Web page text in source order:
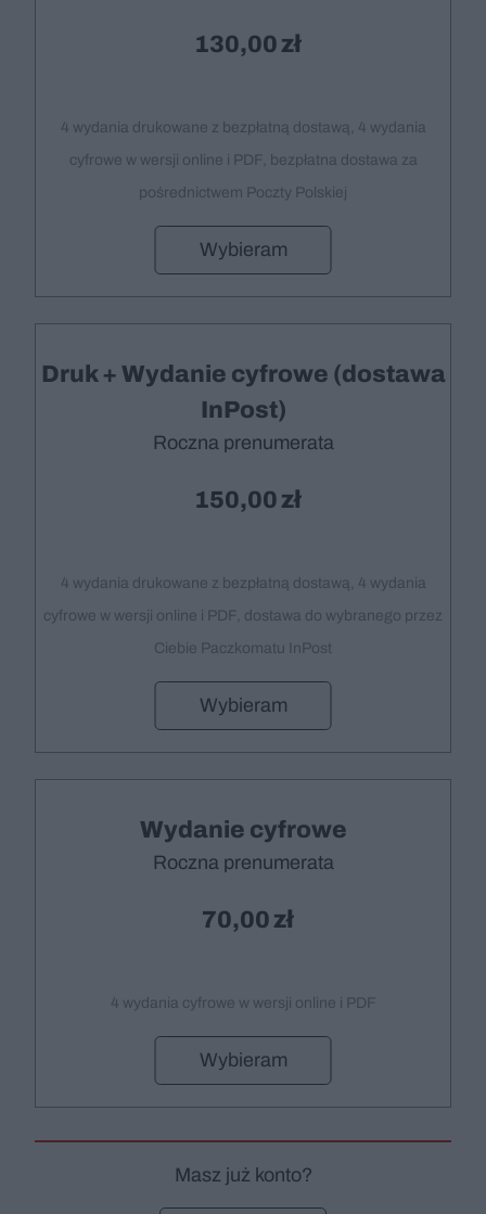
130,00
4 wydania drukowane z bezpłatną dostawą, 4 wydania
cyfrowe w wersji online i PDF, bezpłatna dostawa za
pośrednictwem Poczty Polskiej
Wybieram
Druk + Wydanie cyfrowe (dostawa
InPost)
Roczna prenumerata
150,00
4 wydania drukowane z bezpłatną dostawą, 4 wydania
cyfrowe w wersji online i PDF, dostawa do wybranego przez
Ciebie Paczkomatu InPost
Wybieram
Wydanie cyfrowe
Roczna prenumerata
70,00
4 wydania cyfrowe w wersji online i PDF
Wybieram
Masz już konto?